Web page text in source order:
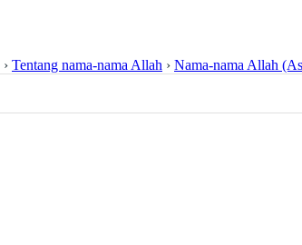
› Tentang nama-nama Allah › Nama-nama Allah